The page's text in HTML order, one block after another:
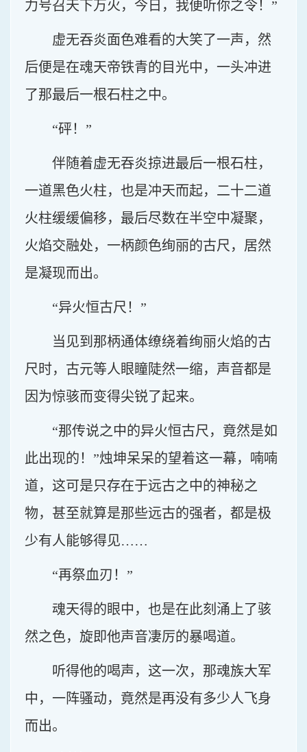
力号召天下万火，今日，我便听你之令！”
虚无吞炎面色难看的大笑了一声，然
后便是在魂天帝铁青的目光中，一头冲进
了那最后一根石柱之中。
“砰！”
伴随着虚无吞炎掠进最后一根石柱，
一道黑色火柱，也是冲天而起，二十二道
火柱缓缓偏移，最后尽数在半空中凝聚，
火焰交融处，一柄颜色绚丽的古尺，居然
是凝现而出。
“异火恒古尺！”
当见到那柄通体缭绕着绚丽火焰的古
尺时，古元等人眼瞳陡然一缩，声音都是
因为惊骇而变得尖锐了起来。
“那传说之中的异火恒古尺，竟然是如
此出现的！”烛坤呆呆的望着这一幕，喃喃
道，这可是只存在于远古之中的神秘之
物，甚至就算是那些远古的强者，都是极
少有人能够得见……
“再祭血刃！”
魂天得的眼中，也是在此刻涌上了骇
然之色，旋即他声音凄厉的暴喝道。
听得他的喝声，这一次，那魂族大军
中，一阵骚动，竟然是再没有多少人飞身
而出。